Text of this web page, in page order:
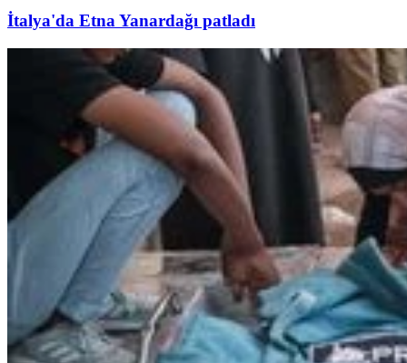
İtalya'da Etna Yanardağı patladı